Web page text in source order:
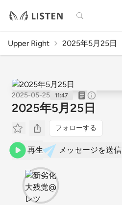
検索
Upper Right 2025年5月25日
2025-05-25 11:47
2025年5月25日
フォローする
再生 メッセージを送信